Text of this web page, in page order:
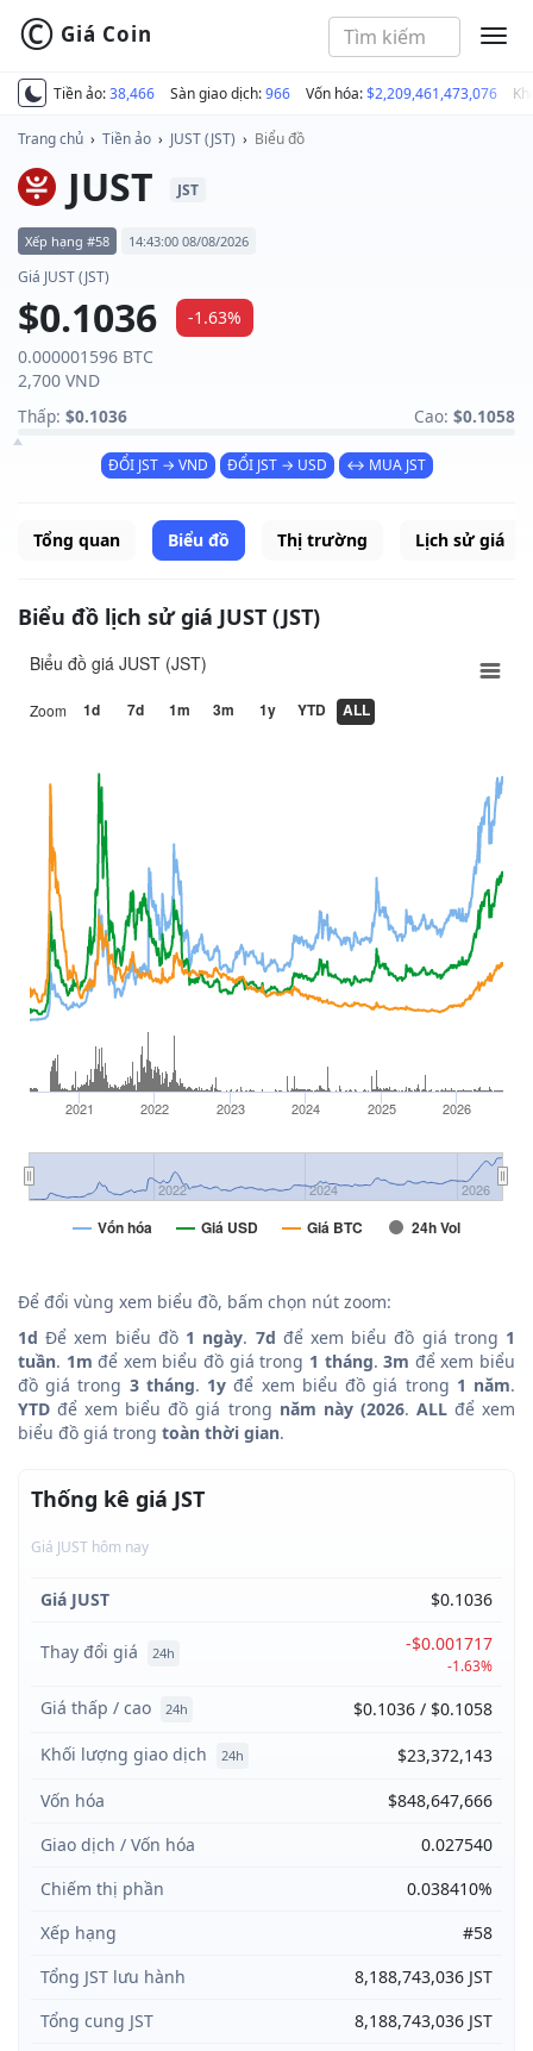
Tiền ảo:38,466 Sàn giao dịch:966 Vốn hóa:$2,209,461,473,076
© Giá Coin
Trang chủ › Tiền ảo › JUST (JST) › Biểu đồ
JUST JST
Xếp hạng #58 14:43:00 08/08/2026
Giá JUST (JST)
$0.1036
-1.63%
0.000001596 BTC
2,700 VND
Thấp: $0.1036 Cao: $0.1058
ĐỔI JST → VND ĐỔI JST → USD ↔ MUA JST
Tổng quan Biểu đồ Thị trường Lịch sử giá
Biểu đồ lịch sử giá JUST (JST)
Zoom 1d 7d 1m 3m 1y YTD ALL
Biểu đồ giá JUST (JST)
Vốn hóa Giá USD Giá BTC 24h Vol
2021 2022 2023 2024 2025 2026
2022 2024 2026
Để đổi vùng xem biểu đồ, bấm chọn nút zoom:
1d Để xem biểu đồ 1 ngày. 7d để xem biểu đồ giá trong 1
tuần. 1m để xem biểu đồ giá trong 1 tháng.3m để xem biểu
đồ giá trong 3 tháng. 1y để xem biểu đồ giá trong 1 năm.
YTD để xem biểu đồ giá trong năm này (2026. ALLđể xem
biểu đồ giá trong toàn thời gian.
Thống kê giá JST
Giá JUST hôm nay
Giá JUST $0.1036
Thay đổi giá 24h -$0.001717
-1.63%
Giá thấp / cao 24h
$0.1036 / $0.1058
Khối lượng giao dịch
24h
$23,372,143
Vốn hóa
$848,647,666
Giao dịch / Vốn hóa
0.027540
Chiếm thị phần
0.038410%
Xếp hạng
#58
Tổng JST lưu hành
8,188,743,036 JST
Tổng cung JST
8,188,743,036 JST